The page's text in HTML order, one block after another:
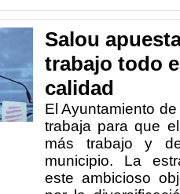
Salou
trabajo todo
calidad
El Ayuntamiento
trabaja para que
más trabajo y
municipio. La
este ambicioso